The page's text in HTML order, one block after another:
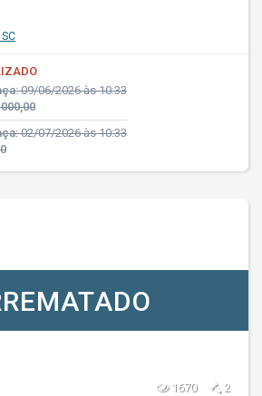
09/06/2026 às 10:33
02/07/2026 às 10:33
1670 2